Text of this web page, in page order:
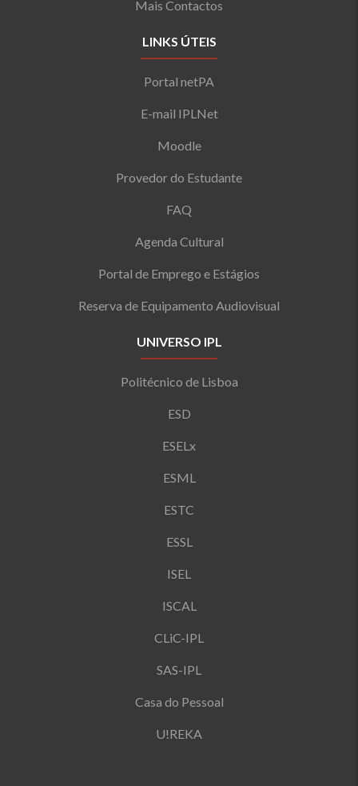
Mais Contactos
LINKS ÚTEIS
Portal netPA
E-mail IPLNet
Moodle
Provedor do Estudante
FAQ
Agenda Cultural
Portal de Emprego e Estágios
Reserva de Equipamento Audiovisual
UNIVERSO IPL
Politécnico de Lisboa
ESD
ESELx
ESML
ESTC
ESSL
ISEL
ISCAL
CLiC-IPL
SAS-IPL
Casa do Pessoal
U!REKA